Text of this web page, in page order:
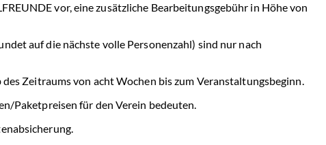
vor, eine zusätzliche Bearbeitungsgebühr in Höhe von
auf die nächste volle Personenzahl) sind nur nach
Zeitraums von acht Wochen bis zum Veranstaltungsbeginn.
Paketpreisen für den Verein bedeuten.